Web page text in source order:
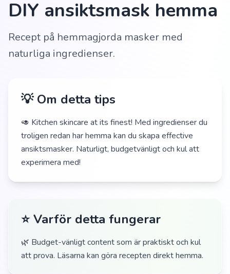
DIY ansiktsmask hemma
Recept på hemmagjorda masker med
naturliga ingredienser.
💡 Om detta tips
🥑 Kitchen skincare at its finest! Med ingredienser du
troligen redan har hemma kan du skapa effective
ansiktsmasker. Naturligt, budgetvänligt och kul att
experimera med!
⭐ Varför detta fungerar
🌿 Budget-vänligt content som är praktiskt och kul
att prova. Läsarna kan göra recepten direkt hemma.